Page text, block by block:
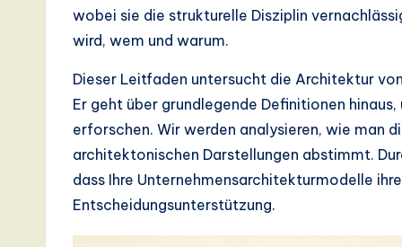
wobei sie die strukturelle Disziplin
wird, wem und warum.
Dieser Leitfaden untersucht die Architektur
Er geht über grundlegende Definitionen
erforschen. Wir werden analysieren, wie man
architektonischen Darstellungen abstimmt.
dass Ihre Unternehmensarchitekturmodelle
Entscheidungsunterstützung.